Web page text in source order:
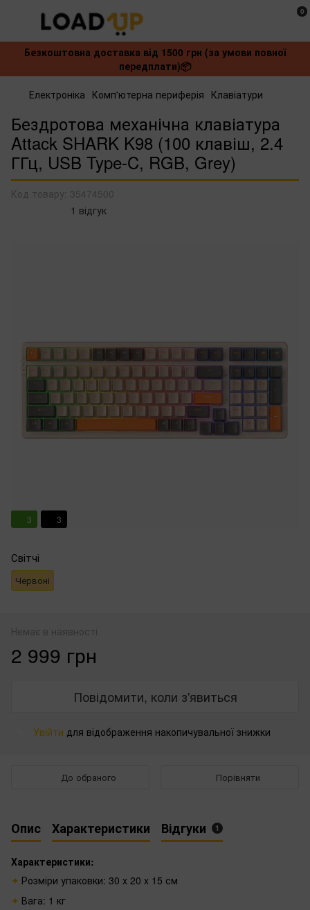
0
Безкоштовна доставка від 1500 грн (за умови повної
передплати)📦
Електроніка Комп'ютерна периферія Клавіатури
Бездротова механічна клавіатура
Attack SHARK K98 (100 клавіш, 2.4
ГГц, USB Type-C, RGB, Grey)
Код товару: 35474500
1 відгук
3 3
Світчі
Червоні
Немає в наявності
2 999 грн
Повідомити, коли з'явиться
Увійти для відображення накопичувальної знижки
До обраного Порівняти
Опис Характеристики Відгуки 1
Характеристики:
Розміри упаковки: 30 x 20 x 15 см
Вага: 1 кг